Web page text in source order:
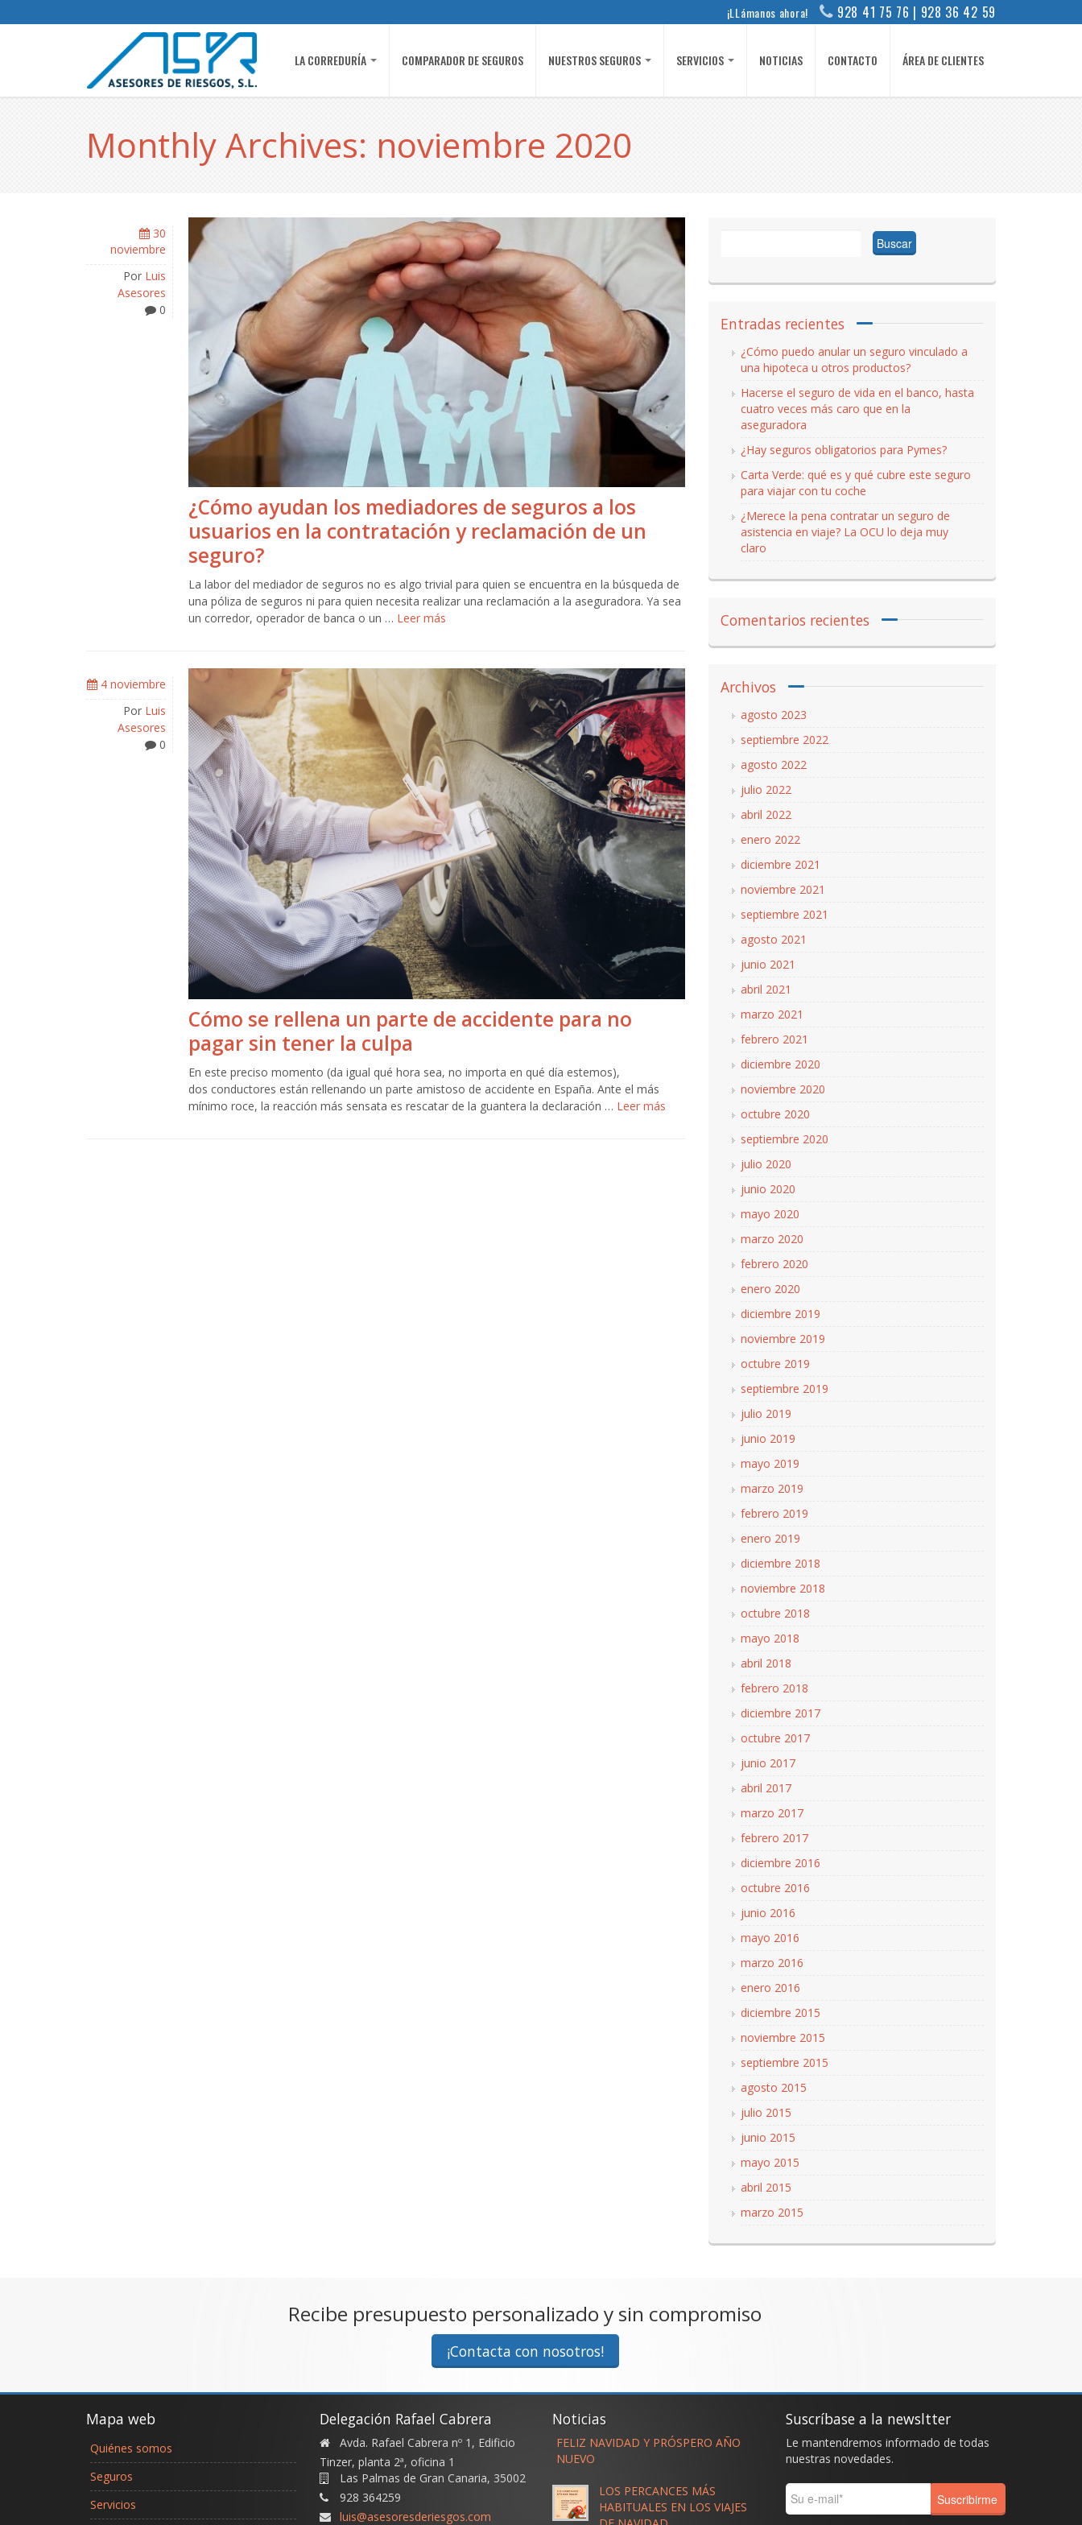
¡LLámanos ahora! 928 41 75 76 | 928 36 42 59
LA CORREDURÍA COMPARADOR DE SEGUROS NUESTROS SEGUROS SERVICIOS NOTICIAS CONTACTO ÁREA DE CLIENTES
Monthly Archives: noviembre 2020
30
noviembre
Por Luis
Asesores
0
¿Cómo ayudan los mediadores de seguros a los
usuarios en la contratación y reclamación de un
seguro?
La labor del mediador de seguros no es algo trivial para quien se encuentra en la búsqueda de
una póliza de seguros ni para quien necesita realizar una reclamación a la aseguradora. Ya sea
un corredor, operador de banca o un … Leer más
4 noviembre
Por Luis
Asesores
0
Cómo se rellena un parte de accidente para no
pagar sin tener la culpa
En este preciso momento (da igual qué hora sea, no importa en qué día estemos),
dos conductores están rellenando un parte amistoso de accidente en España. Ante el más
mínimo roce, la reacción más sensata es rescatar de la guantera la declaración … Leer más
Entradas recientes
¿Cómo puedo anular un seguro vinculado a
una hipoteca u otros productos?
Hacerse el seguro de vida en el banco, hasta
cuatro veces más caro que en la
aseguradora
¿Hay seguros obligatorios para Pymes?
Carta Verde: qué es y qué cubre este seguro
para viajar con tu coche
¿Merece la pena contratar un seguro de
asistencia en viaje? La OCU lo deja muy
claro
Comentarios recientes
Archivos
agosto 2023
septiembre 2022
agosto 2022
julio 2022
abril 2022
enero 2022
diciembre 2021
noviembre 2021
septiembre 2021
agosto 2021
junio 2021
abril 2021
marzo 2021
febrero 2021
diciembre 2020
noviembre 2020
octubre 2020
septiembre 2020
julio 2020
junio 2020
mayo 2020
marzo 2020
febrero 2020
enero 2020
diciembre 2019
noviembre 2019
octubre 2019
septiembre 2019
julio 2019
junio 2019
mayo 2019
marzo 2019
febrero 2019
enero 2019
diciembre 2018
noviembre 2018
octubre 2018
mayo 2018
abril 2018
febrero 2018
diciembre 2017
octubre 2017
junio 2017
abril 2017
marzo 2017
febrero 2017
diciembre 2016
octubre 2016
junio 2016
mayo 2016
marzo 2016
enero 2016
diciembre 2015
noviembre 2015
septiembre 2015
agosto 2015
julio 2015
junio 2015
mayo 2015
abril 2015
marzo 2015
Recibe presupuesto personalizado y sin compromiso
¡Contacta con nosotros!
Mapa web
Quiénes somos
Seguros
Servicios
Delegación Rafael Cabrera
Avda. Rafael Cabrera nº 1, Edificio
Tinzer, planta 2ª, oficina 1
Las Palmas de Gran Canaria, 35002
928 364259
luis@asesoresderiesgos.com
Noticias
FELIZ NAVIDAD Y PRÓSPERO AÑO
NUEVO
LOS PERCANCES MÁS
HABITUALES EN LOS VIAJES
Suscríbase a la newsltter
Le mantendremos informado de todas
nuestras novedades.